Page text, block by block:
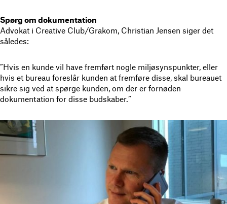
Spørg om dokumentation
Advokat i Creative Club/Grakom, Christian Jensen siger det
således:
”Hvis en kunde vil have fremført nogle miljøsynspunkter, eller
hvis et bureau foreslår kunden at fremføre disse, skal bureauet
sikre sig ved at spørge kunden, om der er fornøden
dokumentation for disse budskaber.”